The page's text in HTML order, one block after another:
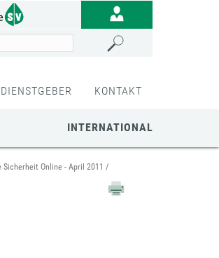
DIENSTGEBER KONTAKT
INTERNATIONAL
Sicherheit Online - April 2011